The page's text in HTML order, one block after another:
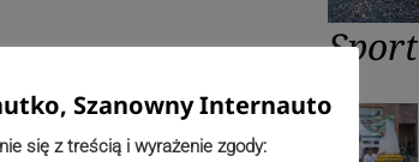
9.00 w jednej z
policjanci z Komendy
ten mężczyzna przebywał w
– powiedziała naszemu
Sport
Szanowny Internauto
się z treścią i wyrażenie zgody: